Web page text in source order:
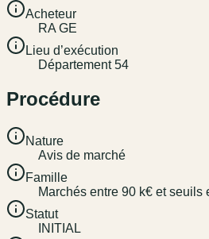
Acheteur
RA GE
Lieu d’exécution
Département 54
Procédure
Nature
Avis de marché
Famille
Marchés entre 90 k€ et seuils
Statut
INITIAL